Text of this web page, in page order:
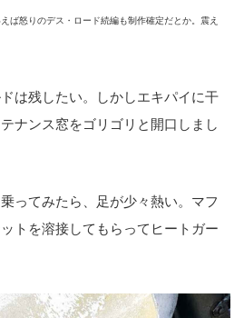
ば怒りのデス・ロード続編も制作確定だとか。震え
は残したい。しかしエキパイに干
ナンス窓をゴリゴリと開口しまし
ってみたら、足が少々熱い。マフ
トを溶接してもらってヒートガー